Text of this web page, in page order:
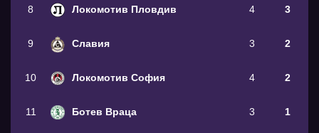
8 Локомотив Пловдив 4 3
9 Славия 3 2
10 Локомотив София 4 2
11 Ботев Враца 3 1